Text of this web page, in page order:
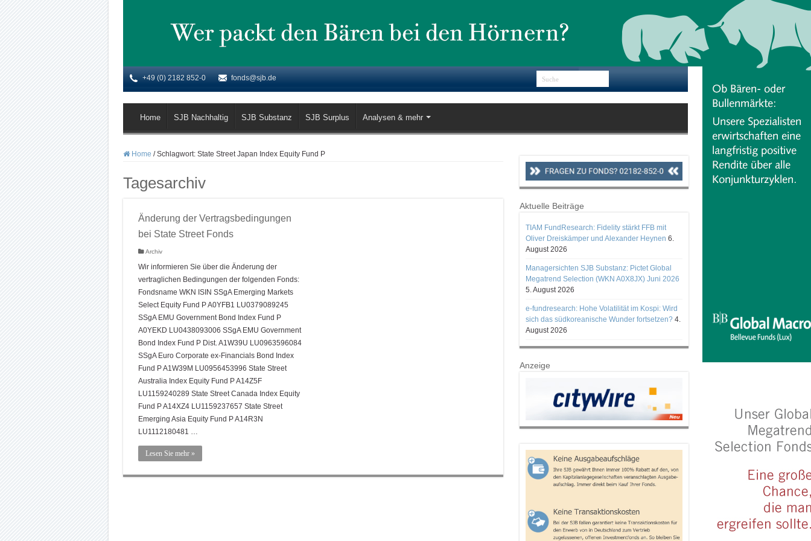
+49 (0) 2182 852-0 fonds@sjb.de
Home SJB Nachhaltig SJB Substanz SJB Surplus Analysen & mehr
Home / Schlagwort: State Street Japan Index Equity Fund P
Tagesarchiv
Änderung der Vertragsbedingungen
bei State Street Fonds
Archiv
Wir informieren Sie über die Änderung der
vertraglichen Bedingungen der folgenden Fonds:
Fondsname WKN ISIN SSgA Emerging Markets
Select Equity Fund P A0YFB1 LU0379089245
SSgA EMU Government Bond Index Fund P
A0YEKD LU0438093006 SSgA EMU Government
Bond Index Fund P Dist. A1W39U LU0963596084
SSgA Euro Corporate ex-Financials Bond Index
Fund P A1W39M LU0956453996 State Street
Australia Index Equity Fund P A14Z5F
LU1159240289 State Street Canada Index Equity
Fund P A14XZ4 LU1159237657 State Street
Emerging Asia Equity Fund P A14R3N
LU1112180481 …
Lesen Sie mehr »
Aktuelle Beiträge
TIAM FundResearch: Fidelity stärkt FFB mit
Oliver Dreiskämper und Alexander Heynen 6.
August 2026
Managersichten SJB Substanz: Pictet Global
Megatrend Selection (WKN A0X8JX) Juni 2026
5. August 2026
e-fundresearch: Hohe Volatilität im Kospi: Wird
sich das südkoreanische Wunder fortsetzen? 4.
August 2026
Anzeige